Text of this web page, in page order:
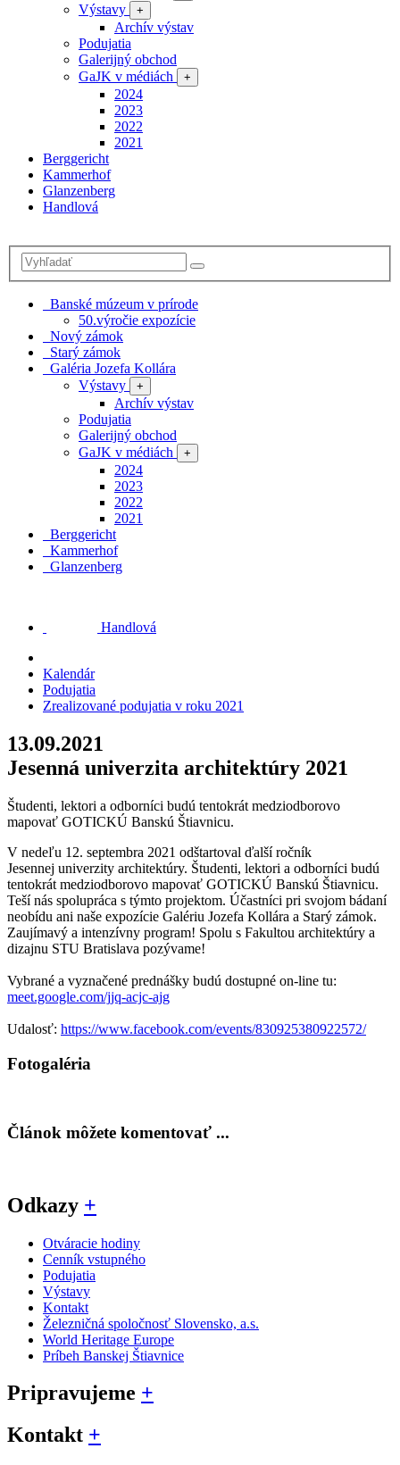
Výstavy +
Archív výstav
Podujatia
Galerijný obchod
GaJK v médiách
+
2024
2023
2022
2021
Berggericht
Kammerhof
Glanzenberg
Handlová
Banské múzeum v prírode
50.výročie expozície
Nový zámok
Starý zámok
Galéria Jozefa Kollára
Výstavy
+
Archív výstav
Podujatia
Galerijný obchod
GaJK v médiách
+
2024
2023
2022
2021
Berggericht
Kammerhof
Glanzenberg
Handlová
Kalendár
Podujatia
Zrealizované podujatia v roku 2021
13.09.2021
Jesenná univerzita architektúry 2021
Študenti, lektori a odborníci budú tentokrát medziodborovo
mapovať GOTICKÚ Banskú Štiavnicu.
V nedeľu 12. septembra 2021 odštartoval ďalší ročník
Jesennej univerzity architektúry. Študenti, lektori a odborníci budú
tentokrát medziodborovo mapovať GOTICKÚ Banskú Štiavnicu.
Teší nás spolupráca s týmto projektom. Účastníci pri svojom bádaní
neobídu ani naše expozície Galériu Jozefa Kollára a Starý zámok.
Zaujímavý a intenzívny program! Spolu s Fakultou architektúry a
dizajnu STU Bratislava pozývame!
Vybrané a vyznačené prednášky budú dostupné on-line tu:
meet.google.com/jjq-acjc-ajg
Udalosť: https://www.facebook.com/events/830925380922572/
Fotogaléria
Článok môžete komentovať ...
Odkazy +
Otváracie hodiny
Cenník vstupného
Podujatia
Výstavy
Kontakt
Železničná spoločnosť Slovensko, a.s.
World Heritage Europe
Príbeh Banskej Štiavnice
Pripravujeme +
Kontakt +